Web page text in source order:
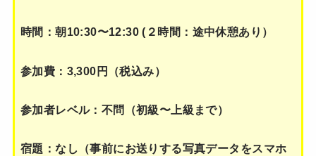
時間：朝10:30〜12:30 (２時間：途中休憩あり）
参加費：3,300円（税込み）
参加者レベル：不問（初級〜上級まで）
宿題：なし（事前にお送りする写真データをスマホ